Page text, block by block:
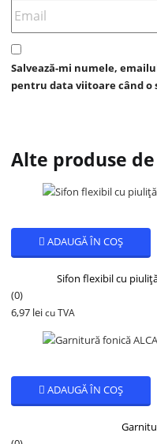
Salvează-mi numele,
pentru data viitoare când o
Alte produse
ADAUGĂ ÎN COȘ
Sifon flexibil cu
(0)
6,97 lei cu TVA
ADAUGĂ ÎN COȘ